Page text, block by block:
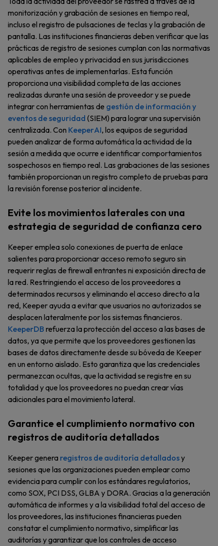
monitorización y grabación de sesiones en tiempo real,
incluso el registro de pulsaciones de teclas y la grabación de
pantalla. Las instituciones financieras deben verificar que las
prácticas de registro de sesiones cumplan con las normativas
aplicables de empleo y privacidad en sus jurisdicciones
operativas antes de implementarlas. Esta función
proporciona una visibilidad completa de las acciones
realizadas durante una sesión de proveedor y se puede
integrar con herramientas de gestión de información y
eventos de seguridad (SIEM) para lograr una supervisión
centralizada. Con KeeperAI, los equipos de seguridad
pueden analizar de forma automática la actividad de la
sesión a medida que ocurre e identificar comportamientos
sospechosos en tiempo real. Las grabaciones de las sesiones
también proporcionan un registro completo de pruebas para
la revisión forense posterior al incidente.
Evite los movimientos laterales con una
estrategia de seguridad de confianza cero
Keeper emplea solo conexiones de puerta de enlace
salientes para proporcionar acceso remoto seguro sin
requerir reglas de firewall entrantes ni exposición directa de
la red. Restringiendo el acceso de los proveedores a
determinados recursos y eliminando el acceso directo a la
red, Keeper ayuda a evitar que usuarios no autorizados se
desplacen lateralmente por los sistemas financieros.
KeeperDB refuerza la protección del acceso a las bases de
datos, ya que permite que los proveedores gestionen las
bases de datos directamente desde su bóveda de Keeper
en un entorno aislado. Esto garantiza que las credenciales
permanezcan ocultas, que la actividad se registre en su
totalidad y que los proveedores no puedan crear vías
adicionales para el movimiento lateral.
Garantice el cumplimiento normativo con
registros de auditoría detallados
Keeper genera registros de auditoría detalladosy
sesiones que las organizaciones pueden emplear como
evidencia para cumplir con los estándares regulatorios,
como SOX, PCI DSS, GLBA y DORA. Gracias a la generación
automática de informes y a la visibilidad total del acceso de
los proveedores, las instituciones financieras pueden
constatar el cumplimiento normativo, simplificar las
auditorías y garantizar que los controles de acceso